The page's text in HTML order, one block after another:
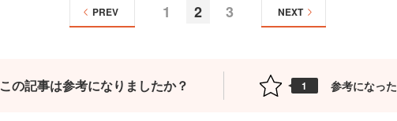
1 2 3
PREV NEXT
この記事は参考になりましたか？ 1 参考になった